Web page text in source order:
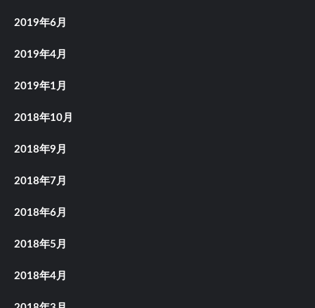
2019年6月
2019年4月
2019年1月
2018年10月
2018年9月
2018年7月
2018年6月
2018年5月
2018年4月